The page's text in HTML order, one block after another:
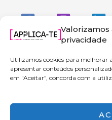
Valorizamos
privacidade
Utilizamos cookies para melhorar
apresentar conteúdos
em "Aceitar", concorda com a
Copyright © 2026